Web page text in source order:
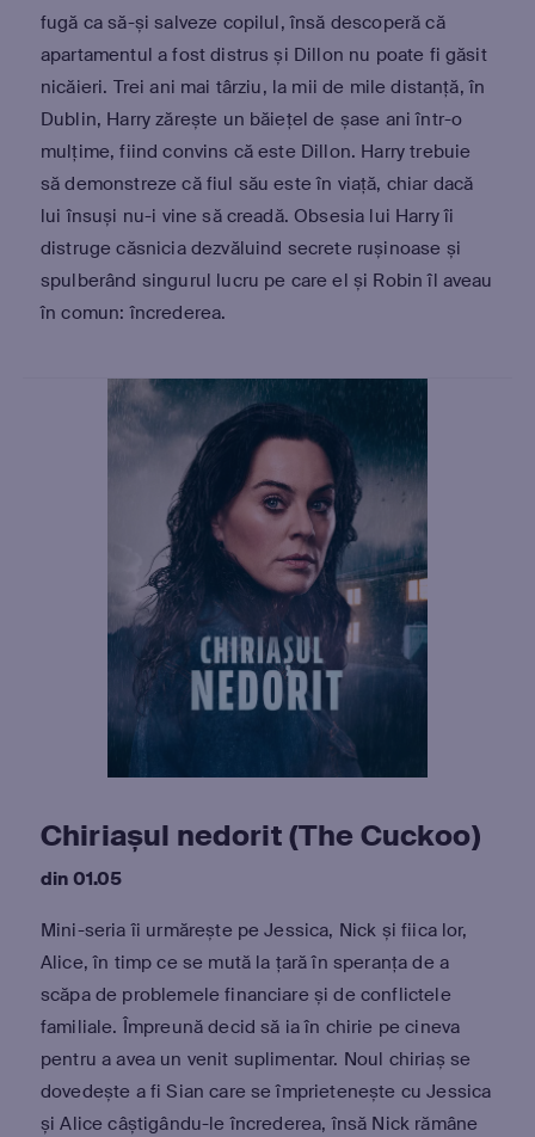
fugă ca să-și salveze copilul, însă descoperă că
apartamentul a fost distrus și Dillon nu poate fi găsit
nicăieri. Trei ani mai târziu, la mii de mile distanță, în
Dublin, Harry zărește un băiețel de șase ani într-o
mulțime, fiind convins că este Dillon. Harry trebuie
să demonstreze că fiul său este în viață, chiar dacă
lui însuși nu-i vine să creadă. Obsesia lui Harry îi
distruge căsnicia dezvăluind secrete rușinoase și
spulberând singurul lucru pe care el și Robin îl aveau
în comun: încrederea.
Chiriașul nedorit (The Cuckoo)
din 01.05
Mini-seria îi urmărește pe Jessica, Nick și fiica lor,
Alice, în timp ce se mută la țară în speranța de a
scăpa de problemele financiare și de conflictele
familiale. Împreună decid să ia în chirie pe cineva
pentru a avea un venit suplimentar. Noul chiriaș se
dovedește a fi Sian care se împrietenește cu Jessica
și Alice câștigându-le încrederea, însă Nick rămâne